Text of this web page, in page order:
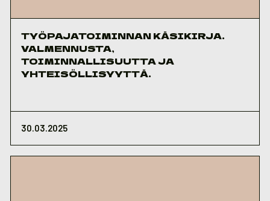
TYÖPAJATOIMINNAN KÄSIKIRJA.
VALMENNUSTA,
TOIMINNALLISUUTTA JA
YHTEISÖLLISYYTTÄ.
30.03.2025